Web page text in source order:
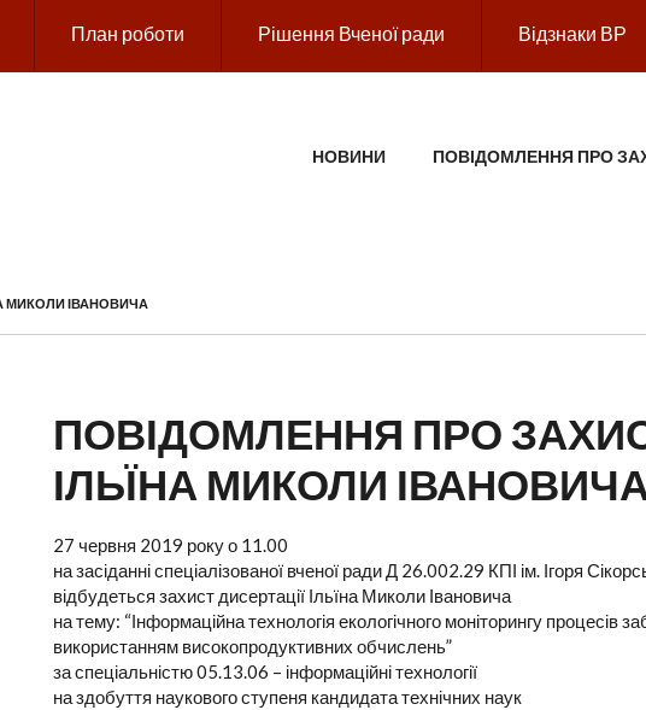
План роботи Рішення Вченої ради Відзнаки ВР
ГОЛОВНЕ МЕНЮНОВИНИ ПОВІДОМЛЕННЯ ПРО
МИКОЛИ ІВАНОВИЧА
ПОВІДОМЛЕННЯ ПРО
ІЛЬЇНА МИКОЛИ
27 червня 2019 року о 11.00
на засіданні спеціалізованої вченої ради Д 26.002.29 КПІ ім. Ігоря
відбудеться захист дисертації Ільїна Миколи Івановича
на тему: “Інформаційна технологія екологічного моніторингу процесів
використанням високопродуктивних обчислень”
за спеціальністю 05.13.06 – інформаційні технології
на здобуття наукового ступеня кандидата технічних наук